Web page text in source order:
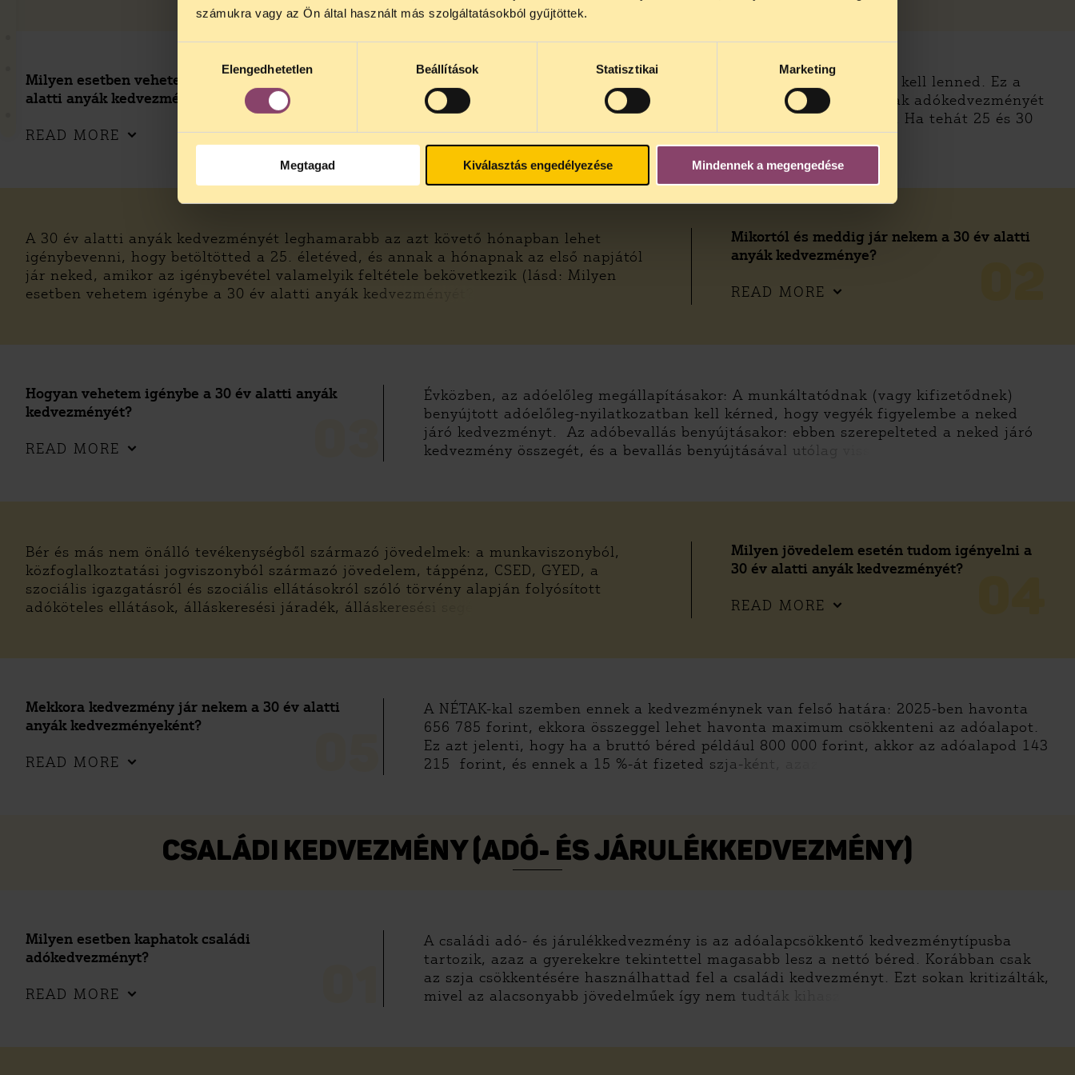
számukra vagy az Ön által használt más szolgáltatásokból gyűjtöttek.
kiválasztásaElengedhetetlen Beállítások Statisztikai Marketing
Megtagad Kiválasztás engedélyezése Mindennek a megengedése
01
Milyen esetben vehetem igénybe a 30 év
alatti anyák kedvezményét?
READ MORE
Alapfeltétel, hogy 25 évnél idősebbnek, de 30 évnél fiatalabbnak kell lenned. Ez a
szabály azért alakult így, mert 25 éves korod előtt a 25 év alattiak adókedvezményét
veheted igénybe akkor is, ha gyermeket szülsz például 22 évesen. Ha tehát 25 és 30
év közötti vagy, akkor két esetben járhat neked
Mikortól és meddig jár nekem a 30 év alatti
anyák kedvezménye?
READ MORE
A 30 év alatti anyák kedvezményét leghamarabb az azt követő hónapban lehet
igénybevenni, hogy betöltötted a 25. életéved, és annak a hónapnak az első napjától
jár neked, amikor az igénybevétel valamelyik feltétele bekövetkezik (lásd: Milyen
esetben vehetem igénybe a 30 év alatti anyák kedvezményét?
Hogyan vehetem igénybe a 30 év alatti anyák
kedvezményét?
READ MORE
Évközben, az adóelőleg megállapításakor: A munkáltatódnak (vagy kifizetődnek)
benyújtott adóelőleg-nyilatkozatban kell kérned, hogy vegyék figyelembe a neked
járó kedvezményt. Az adóbevallás benyújtásakor: ebben szerepelteted a neked járó
kedvezmény összegét, és a bevallás benyújtásával utólag viss
Milyen jövedelem esetén tudom igényelni a
30 év alatti anyák kedvezményét?
READ MORE
Bér és más nem önálló tevékenységből származó jövedelmek: a munkaviszonyból,
közfoglalkoztatási jogviszonyból származó jövedelem, táppénz, CSED, GYED, a
szociális igazgatásról és szociális ellátásokról szóló törvény alapján folyósított
adóköteles ellátások, álláskeresési járadék, álláskeresési segé
Mekkora kedvezmény jár nekem a 30 év alatti
anyák kedvezményeként?
READ MORE
A NÉTAK-kal szemben ennek a kedvezménynek van felső határa: 2025-ben havonta
656 785 forint, ekkora összeggel lehet havonta maximum csökkenteni az adóalapot.
Ez azt jelenti, hogy ha a bruttó béred például 800 000 forint, akkor az adóalapod 143
215 forint, és ennek a 15 %-át fizeted szja-ként, azaz
CSALÁDI KEDVEZMÉNY (ADÓ- ÉS JÁRULÉKKEDVEZMÉNY)
Milyen esetben kaphatok családi
adókedvezményt?
READ MORE
A családi adó- és járulékkedvezmény is az adóalapcsökkentő kedvezménytípusba
tartozik, azaz a gyerekekre tekintettel magasabb lesz a nettó béred. Korábban csak
az szja csökkentésére használhattad fel a családi kedvezményt. Ezt sokan kritizálták,
mivel az alacsonyabb jövedelműek így nem tudták kihasz